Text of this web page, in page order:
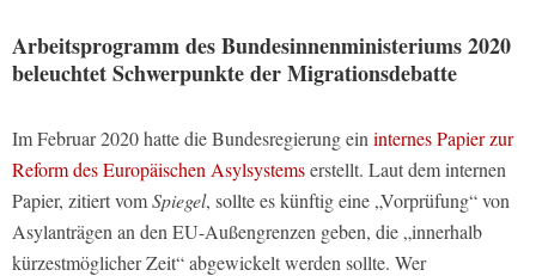
Arbeitsprogramm des Bundesinnenministeriums 2020
beleuchtet Schwerpunkte der Migrationsdebatte
Im Februar 2020 hatte die Bundesregierung ein internes Papier zur
Reform des Europäischen Asylsystemserstellt. Laut dem internen
Papier, zitiert vomSpiegel, sollte es künftig eine „Vorprüfung“ von
Asylanträgen an den EU-Außengrenzen geben, die „innerhalb
kürzestmöglicher Zeit“ abgewickelt werden sollte. Wer